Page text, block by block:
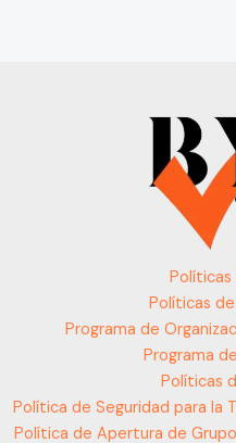
Políticas
Políticas
Programa de
Programa
Políticas
Política de Seguridad para la
Política de Apertura de